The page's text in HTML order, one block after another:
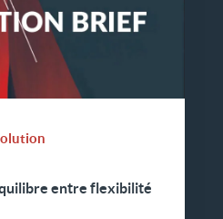
entre flexibilité